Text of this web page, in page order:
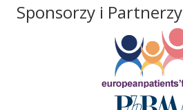
Sponsorzy i Partnerzy